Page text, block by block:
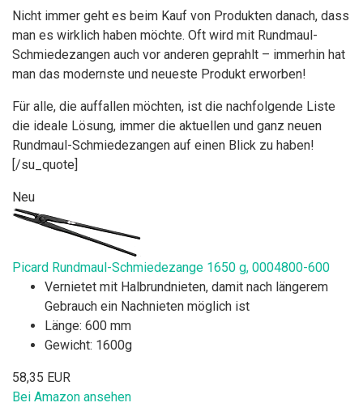
Nicht immer geht es beim Kauf von Produkten danach, dass
man es wirklich haben möchte. Oft wird mit Rundmaul-
Schmiedezangen auch vor anderen geprahlt – immerhin hat
man das modernste und neueste Produkt erworben!
Für alle, die auffallen möchten, ist die nachfolgende Liste
die ideale Lösung, immer die aktuellen und ganz neuen
Rundmaul-Schmiedezangen auf einen Blick zu haben!
[/su_quote]
Neu
Picard Rundmaul-Schmiedezange 1650 g, 0004800-600
Vernietet mit Halbrundnieten, damit nach längerem
Gebrauch ein Nachnieten möglich ist
Länge: 600 mm
Gewicht: 1600g
58,35 EUR
Bei Amazon ansehen